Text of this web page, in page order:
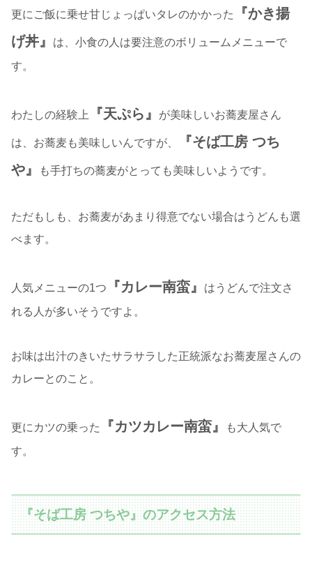
更にご飯に乗せ甘じょっぱいタレのかかった
『かき揚
げ丼』
は、小食の人は要注意のボリュームメニューで
す。
わたしの経験上 『天ぷら』 が美味しいお蕎麦屋さん
は、お蕎麦も美味しいんですが、
『そば工房 つち
や』
も手打ちの蕎麦がとっても美味しいようです。
ただもしも、お蕎麦があまり得意でない場合はうどんも選
べます。
人気メニューの1つ 『カレー南蛮』
はうどんで注文さ
れる人が多いそうですよ。
お味は出汁のきいたサラサラした正統派なお蕎麦屋さんの
カレーとのこと。
更にカツの乗った 『カツカレー南蛮』
も大人気で
す。
『そば工房 つちや』のアクセス方法